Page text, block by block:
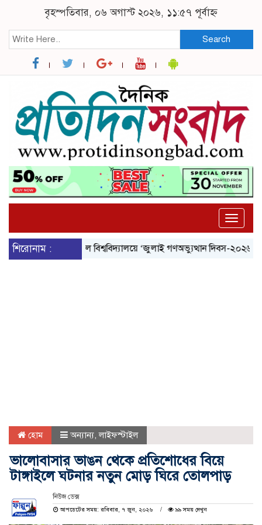
বৃহস্পতিবার, ০৬ অগাস্ট ২০২৬, ১১:৫৭ পূর্বাহ্ন
Search
Toggle
শিরোনাম :নজরুল বিশ্ববিদ্যালয়ে ‘জুলাই গণঅভ্যুত্থান দিবস-২০২৬’
হোম অন্যান্য ,লাইফস্টাইল
ভালোবাসার ভাঙন থেকে প্রতিশোধের বিয়ে
টাঙ্গাইলে ঘটনার নতুন মোড় ঘিরে তোলপাড়
নিউজ ডেক্স
আপডেটের সময়: রবিবার, ৭ জুন, ২০২৬
৯৯ সময় দেখুন